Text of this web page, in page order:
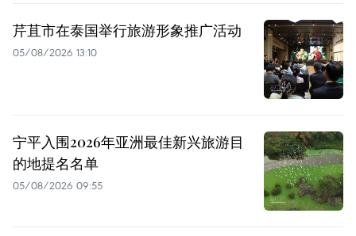
芹苴市在泰国举行旅游形象推广活动
05/08/2026 13:10
宁平入围2026年亚洲最佳新兴旅游目
的地提名名单
05/08/2026 09:55